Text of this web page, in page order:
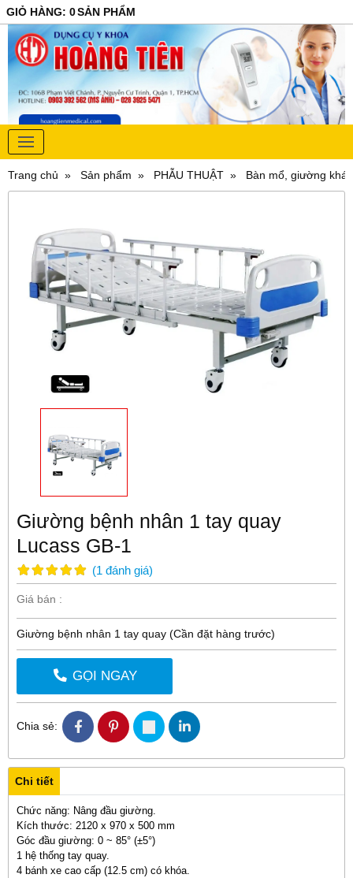
GIỎ HÀNG: 0SẢN PHẨM
Trang chủ Sản phẩm PHẪU THUẬT Bàn mổ, giường
Giường bệnh nhân 1 tay quay
Lucass GB-1
(1 đánh giá)
Giá bán :
Giường bệnh nhân 1 tay quay (Cần đặt hàng trước)
GỌI NGAY
Chia sẻ:
Chi tiết
Chức năng: Nâng đầu giường.
Kích thước: 2120 x 970 x 500 mm
Góc đầu giường: 0 ~ 85° (±5°)
1 hệ thống tay quay.
4 bánh xe cao cấp (12.5 cm) có khóa.